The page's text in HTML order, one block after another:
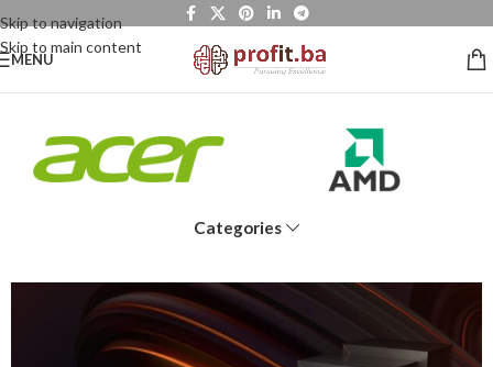
Skip to navigation
Skip to main content
MENU
Categories